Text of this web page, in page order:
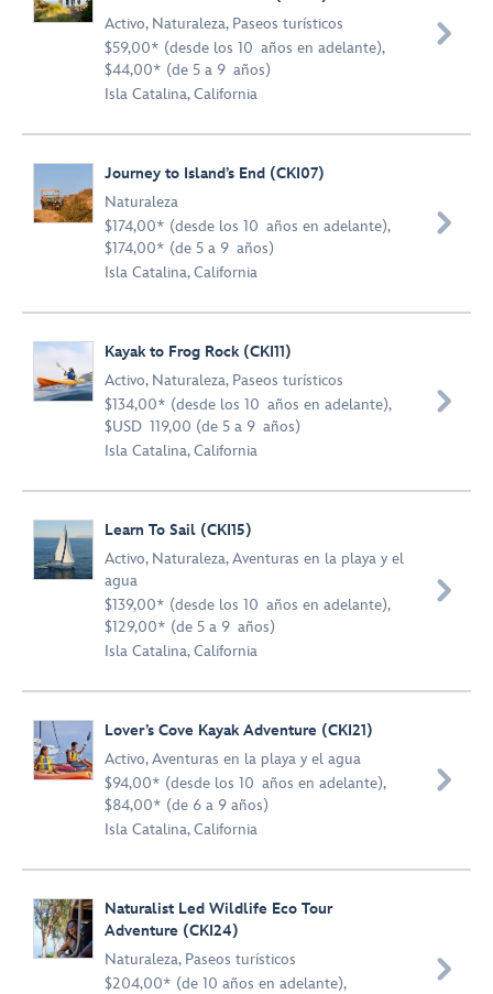
Activo, Naturaleza, Paseos turísticos
$59,00* (desde los 10 años en adelante),
$44,00* (de 5 a 9 años)
Isla Catalina, California

Journey to Island’s End (CKI07)
Naturaleza
$174,00* (desde los 10 años en adelante),
$174,00* (de 5 a 9 años)
Isla Catalina, California

Kayak to Frog Rock (CKI11)
Activo, Naturaleza, Paseos turísticos
$134,00* (desde los 10 años en adelante),
$USD 119,00 (de 5 a 9 años)
Isla Catalina, California

Learn To Sail (CKI15)
Activo, Naturaleza,Aventuras en la playa y el
agua
$139,00* (desde los 10 años en adelante),
$129,00* (de 5 a 9 años)
Isla Catalina, California

Lover’s Cove Kayak Adventure (CKI21)
Activo,Aventuras en la playa y el agua
$94,00* (desde los 10 años en adelante),
$84,00* (de 6 a 9 años)
Isla Catalina, California

Naturalist Led Wildlife Eco Tour
Adventure (CKI24)
Naturaleza, Paseos turísticos
$204,00* (de 10 años en adelante),
